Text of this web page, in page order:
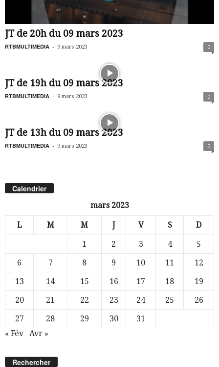
JT de 20h du 09 mars 2023
RTBMULTIMEDIA - 9 mars 2023 0
JT de 19h du 09 mars 2023
RTBMULTIMEDIA - 9 mars 2023 0
JT de 13h du 09 mars 2023
RTBMULTIMEDIA - 9 mars 2023 0
Calendrier
mars 2023
L M M J V S D
1 2 3 4
5
6
7 8 9 10 11
12
13
14 15 16 17 18
19
20
21 22 23 24 25
26
27
28 29 30
31
« Fév
Avr »
Rechercher